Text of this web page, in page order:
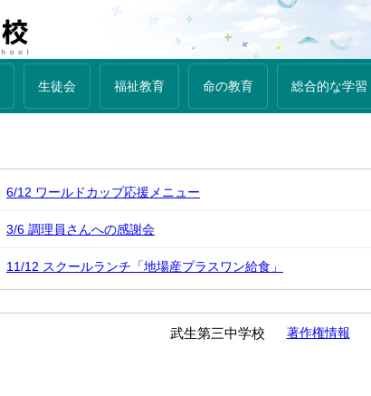
生徒会 福祉教育 命の教育 総合的な学習
6/12 ワールドカップ応援メニュー
3/6 調理員さんへの感謝会
11/12 スクールランチ「地場産プラスワン給食」
武生第三中学校 著作権情報